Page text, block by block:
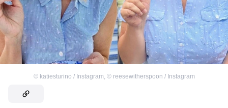
© katiesturino / Instagram, © reesewitherspoon / Instagram